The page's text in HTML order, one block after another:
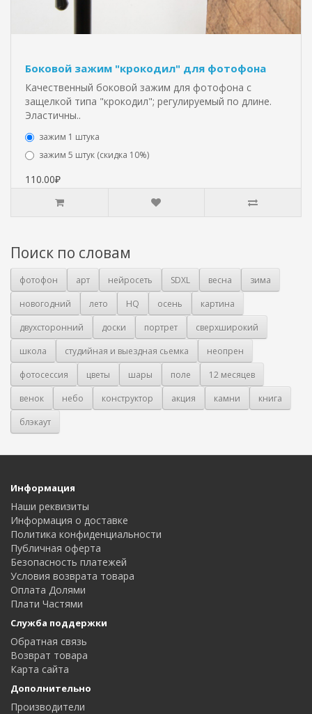
Боковой зажим "крокодил" для фотофона
Качественный боковой зажим для фотофона с
защелкой типа "крокодил"; регулируемый по длине.
Эластичны..
зажим 1 штука
зажим 5 штук (скидка 10%)
110.00₽
Поиск по словам
фотофон арт нейросеть SDXL весна
зима
новогодний
лето HQ осень
картина
двухсторонний
доски портрет
сверхширокий
школа
студийная и выездная сьемка
неопрен
фотосессия
цветы шары поле
12 месяцев
венок
небо конструктор акция камни
книга
блэкаут
Информация
Наши реквизиты
Информация о доставке
Политика конфиденциальности
Публичная оферта
Безопасность платежей
Условия возврата товара
Оплата Долями
Плати Частями
Служба поддержки
Обратная связь
Возврат товара
Карта сайта
Дополнительно
Производители